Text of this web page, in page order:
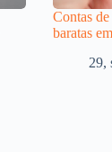
Contas
baratas
29,